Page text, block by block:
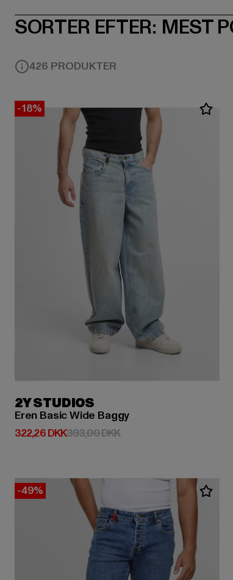
SORTER EFTER: MEST
426 PRODUKTER
-18%
2Y STUDIOS
Eren Basic Wide Baggy
322,26 DKK
Nuværende pris: 322,26 DKK
393,00 DKKKampagnepris: 393,00
-49%